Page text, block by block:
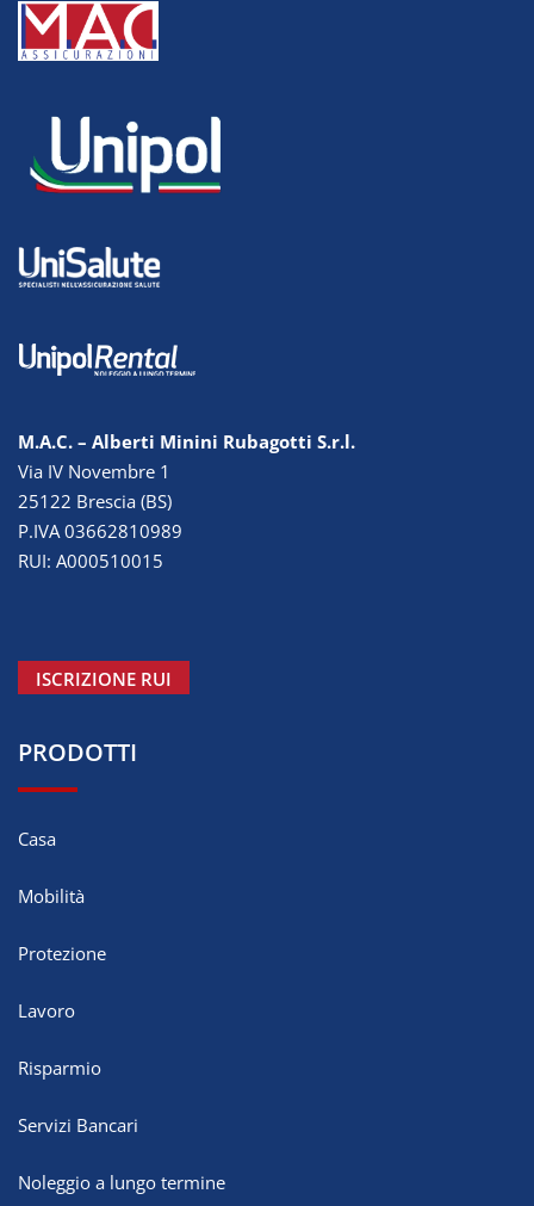
M.A.C. – Alberti Minini Rubagotti S.r.l.
Via IV Novembre 1
25122 Brescia (BS)
P.IVA 03662810989
RUI: A000510015
ISCRIZIONE RUI
PRODOTTI
Casa
Mobilità
Protezione
Lavoro
Risparmio
Servizi Bancari
Noleggio a lungo termine